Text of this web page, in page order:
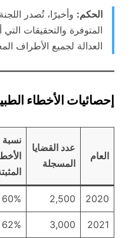
الحكم: وأخيرًا، تُصدر
المتوفرة والتحقيقات
العدالة لجميع الأطراف
إحصائيات الأخطاء
العام
عدد القضايا
المسجلة
نسبة
2020
2,500
60%
2021
3,000
62%